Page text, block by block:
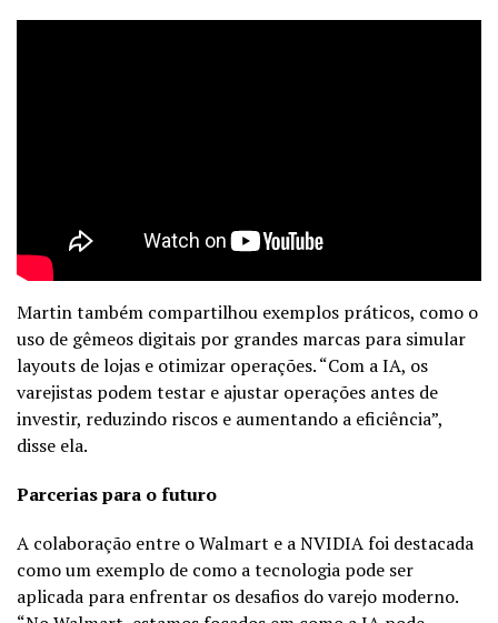
Martin também compartilhou exemplos práticos, como o
uso de gêmeos digitais por grandes marcas para simular
layouts de lojas e otimizar operações. “Com a IA, os
varejistas podem testar e ajustar operações antes de
investir, reduzindo riscos e aumentando a eficiência”,
disse ela.
Parcerias para o futuro
A colaboração entre o Walmart e a NVIDIA foi destacada
como um exemplo de como a tecnologia pode ser
aplicada para enfrentar os desafios do varejo moderno.